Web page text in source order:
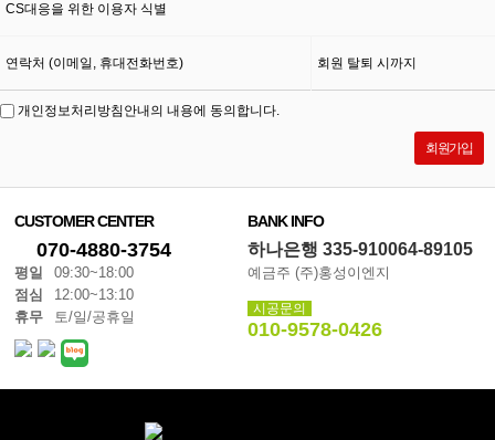
CS대응을 위한 이용자 식별
연락처 (이메일, 휴대전화번호) 회원 탈퇴 시까지
개인정보처리방침안내의 내용에 동의합니다.
CUSTOMER CENTER
070-4880-3754
평일
09:30~18:00
점심
12:00~13:10
휴무
토/일/공휴일
BANK INFO
하나은행 335-910064-89105
예금주 (주)홍성이엔지
시공문의
010-9578-0426